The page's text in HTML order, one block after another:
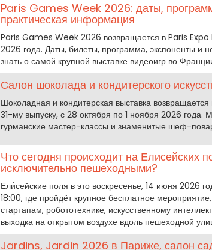
Paris Games Week 2026: даты,
практическая информация
Paris Games Week 2026 возвращается в Paris
2026 года. Даты, билеты, программа, экспоненты и
знать о самой крупной выставке видеоигр во
Салон шоколада и кондитерского
Шоколадная и кондитерская выставка
31-му выпуску, с 28 октября по 1 ноября 2026
гурманские мастер-классы и знаменитые шеф-
Что сегодня происходит на Елисейских
исключительно пешеходными?
Ели́сейские поля в это воскресенье, 14 июня 2026
18:00, где пройдёт крупное бесплатное
стартапам, робототехнике, искусственному
выходка на открытом воздухе вдоль пешеходной
Jardins, Jardin 2026 в Париже, салон